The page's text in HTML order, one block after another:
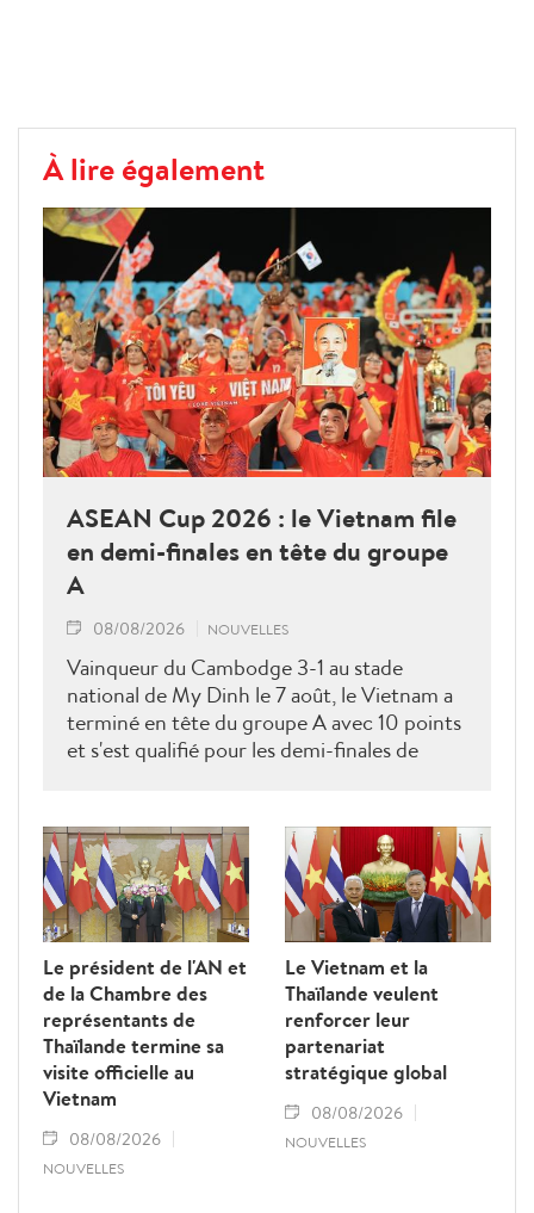
À lire également
ASEAN Cup 2026 : le Vietnam file
en demi-finales en tête du groupe
A
08/08/2026 NOUVELLES
Vainqueur du Cambodge 3-1 au stade
national de My Dinh le 7 août, le Vietnam a
terminé en tête du groupe A avec 10 points
et s'est qualifié pour les demi-finales de
groupe B.
Le président de l'AN et
de la Chambre des
représentants de
Thaïlande termine sa
visite officielle au
Vietnam
08/08/2026
NOUVELLES
Le Vietnam et la
Thaïlande veulent
renforcer leur
partenariat
stratégique global
08/08/2026
NOUVELLES